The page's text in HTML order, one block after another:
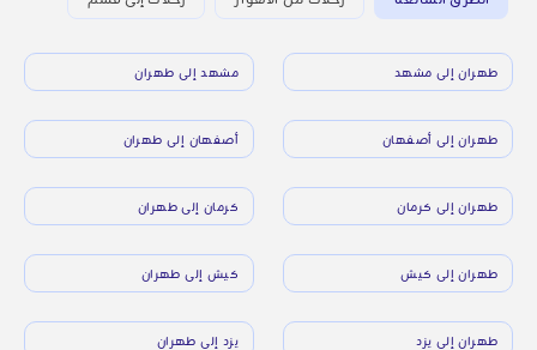
طهران إلى مشهد مشهد إلى طهران
طهران إلى أصفهان أصفهان إلى طهران
طهران إلى كرمان كرمان إلى طهران
طهران إلى كيش كيش إلى طهران
طهران إلى يزد يزد إلى طهران